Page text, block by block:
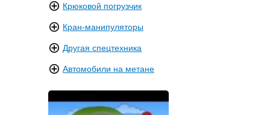
Крюковой погрузчик
Кран-манипуляторы
Другая спецтехника
Автомобили на метане